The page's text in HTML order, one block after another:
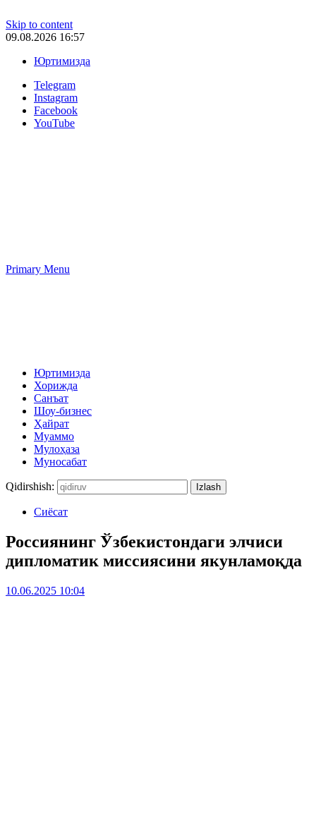
Skip to content
09.08.2026 16:57
Юртимизда
Telegram
Instagram
Facebook
YouTube
Primary Menu
Юртимизда
Хорижда
Санъат
Шоу-бизнес
Ҳайрат
Муаммо
Мулоҳаза
Муносабат
Qidirshish:
Сиёсат
Россиянинг Ўзбекистондаги элчиси
дипломатик миссиясини якунламоқда
10.06.2025 10:04